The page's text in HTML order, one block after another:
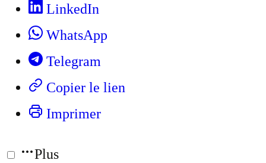
LinkedIn
WhatsApp
Telegram
Copier le lien
Imprimer
Plus